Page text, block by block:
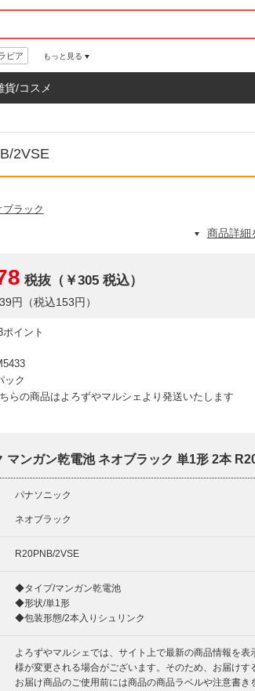
ビア もっと見る
貨/コスメ
2VSE
ブラック
商品詳細
税抜（￥305 税込）
円（税込153円）
イント
ック
らの商品はよろずやマルシェより発送いたします
マンガン乾電池 ネオブラック 単1形 2本
パナソニック
ネオブラック
R20PNB/2VSE
◆タイプ/マンガン乾電池
◆形状/単1形
◆包装形態/2本入りシュリンク
よろずやマルシェでは、サイト上で最新の商品情報を
様が変更される場合がございます。そのため、お届けす
お届け商品のご使用前には商品の商品ラベルや注意書